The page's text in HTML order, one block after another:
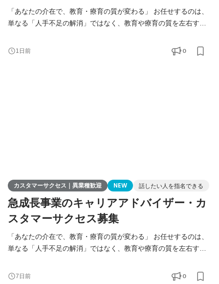
「あなたの介在で、教育・療育の質が変わる」 お任せするのは、
単なる「人手不足の解消」ではなく、教育や療育の質を左右する
す。 ▼クロス・シップのミッションと背景
https://note.com/x_ship/n/nb0549ef53381 ▼大切にしている行動
1日前 0
カスタマーサクセス｜異業種歓迎 NEW 話したい人を指名できる
急成長事業のキャリアアドバイザー・カ
スタマーサクセス募集
「あなたの介在で、教育・療育の質が変わる」 お任せするのは、
単なる「人手不足の解消」ではなく、教育や療育の質を左右する
す。 ▼クロス・シップのミッションと背景
7日前 0